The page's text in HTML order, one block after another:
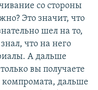
со стороны
Это значит, что
шел на то,
что на него
А дальше
вы получаете
дальше